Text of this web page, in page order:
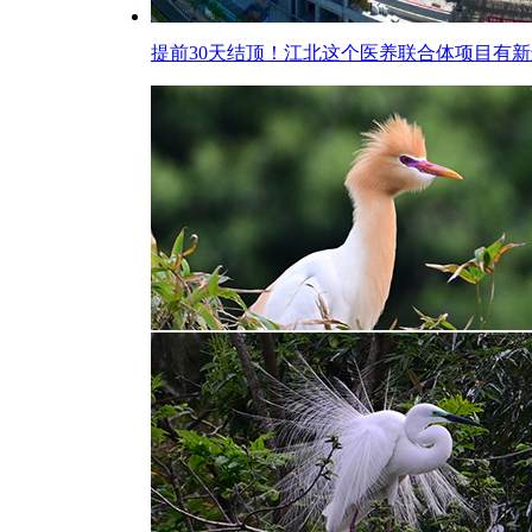
提前30天结顶！江北这个医养联合体项目有